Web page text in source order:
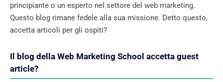
principiante o un esperto nel settore del web marketing.
Questo blog rimane fedele alla sua missione. Detto questo,
accetta articoli per gli ospiti?
Il blog della Web Marketing School accetta guest
article?